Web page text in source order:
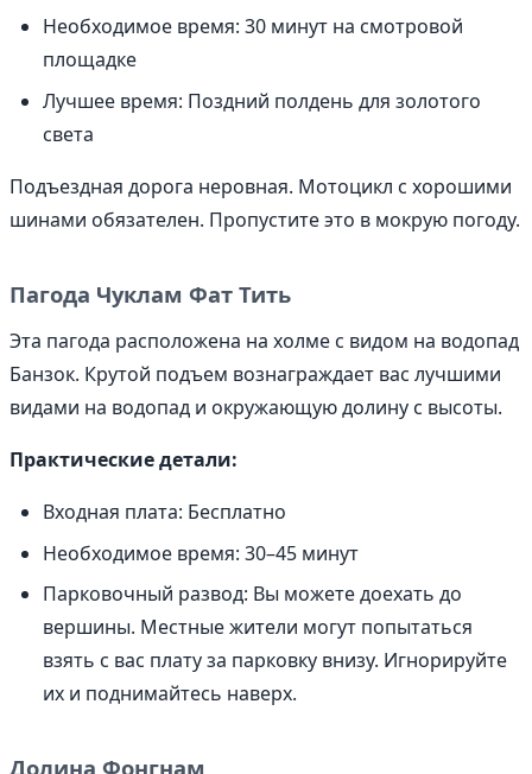
Необходимое время: 30 минут на смотровой
площадке
Лучшее время: Поздний полдень для золотого
света
Подъездная дорога неровная. Мотоцикл с хорошими
шинами обязателен. Пропустите это в мокрую погоду.
Пагода Чуклам Фат Тить
Эта пагода расположена на холме с видом на водопад
Банзок. Крутой подъем вознаграждает вас лучшими
видами на водопад и окружающую долину с высоты.
Практические детали:
Входная плата: Бесплатно
Необходимое время: 30–45 минут
Парковочный развод: Вы можете доехать до
вершины. Местные жители могут попытаться
взять с вас плату за парковку внизу. Игнорируйте
их и поднимайтесь наверх.
Долина Фонгнам